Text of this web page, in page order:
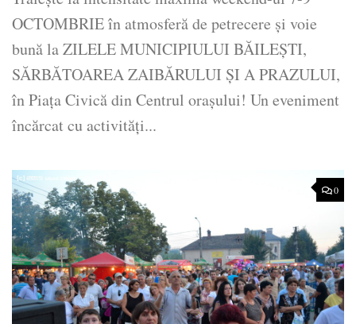
OCTOMBRIE în atmosferă de petrecere și voie
bună la ZILELE MUNICIPIULUI BĂILEŞTI,
SĂRBĂTOAREA ZAIBĂRULUI ŞI A PRAZULUI,
în Piaţa Civică din Centrul oraşului! Un eveniment
încărcat cu activităţi...
0